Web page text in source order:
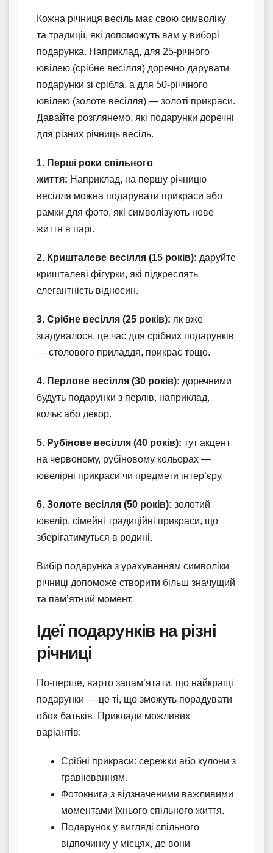
Кожна річниця весіль має свою символіку
та традиції, які допоможуть вам у виборі
подарунка. Наприклад, для 25-річного
ювілею (срібне весілля) доречно дарувати
подарунки зі срібла, а для 50-річчного
ювілею (золоте весілля) — золоті прикраси.
Давайте розглянемо, які подарунки доречні
для різних річниць весіль.
1. Перші роки спільного
життя: Наприклад, на першу річницю
весілля можна подарувати прикраси або
рамки для фото, які символізують нове
життя в парі.
2. Кришталеве весілля (15 років): даруйте
кришталеві фігурки, які підкреслять
елегантність відносин.
3. Срібне весілля (25 років): як вже
згадувалося, це час для срібних подарунків
— столового приладдя, прикрас тощо.
4. Перлове весілля (30 років): доречними
будуть подарунки з перлів, наприклад,
кольє або декор.
5. Рубінове весілля (40 років): тут акцент
на червоному, рубіновому кольорах —
ювелірні прикраси чи предмети інтер’єру.
6. Золоте весілля (50 років): золотий
ювелір, сімейні традиційні прикраси, що
зберігатимуться в родині.
Вибір подарунка з урахуванням символіки
річниці допоможе створити більш значущий
та пам’ятний момент.
Ідеї подарунків на різні
річниці
По-перше, варто запам’ятати, що найкращі
подарунки — це ті, що зможуть порадувати
обох батьків. Приклади можливих
варіантів:
Срібні прикраси: сережки або кулони з
гравіюванням.
Фотокнига з відзначеними важливими
моментами їхнього спільного життя.
Подарунок у вигляді спільного
відпочинку у місцях, де вони